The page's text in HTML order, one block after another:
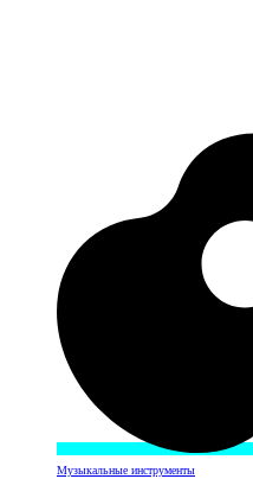
Музыкальные инструменты